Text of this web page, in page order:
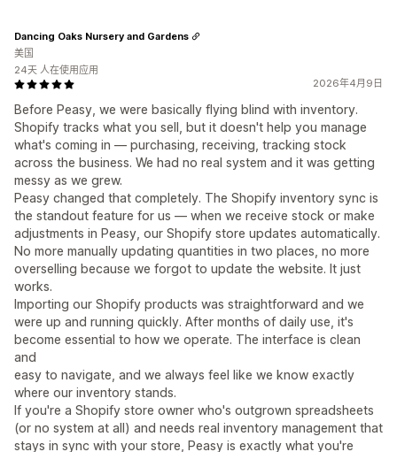
2026年4月9日
Before Peasy, we were basically flying blind with inventory.
Shopify tracks what you sell, but it doesn't help you manage
what's coming in — purchasing, receiving, tracking stock
across the business. We had no real system and it was getting
messy as we grew.
Peasy changed that completely. The Shopify inventory sync is
the standout feature for us — when we receive stock or make
adjustments in Peasy, our Shopify store updates automatically.
No more manually updating quantities in two places, no more
overselling because we forgot to update the website. It just
works.
Importing our Shopify products was straightforward and we
were up and running quickly. After months of daily use, it's
become essential to how we operate. The interface is clean
and
easy to navigate, and we always feel like we know exactly
where our inventory stands.
If you're a Shopify store owner who's outgrown spreadsheets
(or no system at all) and needs real inventory management that
stays in sync with your store, Peasy is exactly what you're
Dancing Oaks Nursery and Gardens
美国
24天 人在使用应用